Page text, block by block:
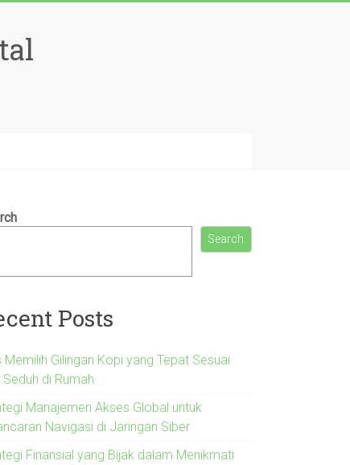
Search
Posts
Memilih Gilingan Kopi yang Tepat Sesuai
di Rumah
Manajemen Akses Global untuk
Navigasi di Jaringan Siber
Finansial yang Bijak dalam Menikmati